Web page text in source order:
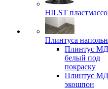
HILST
Плинтуса
Плинтус
белый под
покраску
Плинтус
экошпон